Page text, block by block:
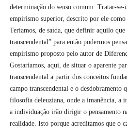
determinação do senso comum. Tratar-
empirismo superior, descrito por ele
Teríamos, de saída, que definir aquilo que
transcendental” para então podermos
empirismo proposto pelo autor de
Gostaríamos, aqui, de situar o aparente
transcendental a partir dos conceitos
campo transcendental e o desdobramento
filosofia deleuziana, onde a imanência, a
a individuação irão dirigir o pensamento
realidade. Isto porque acreditamos que o